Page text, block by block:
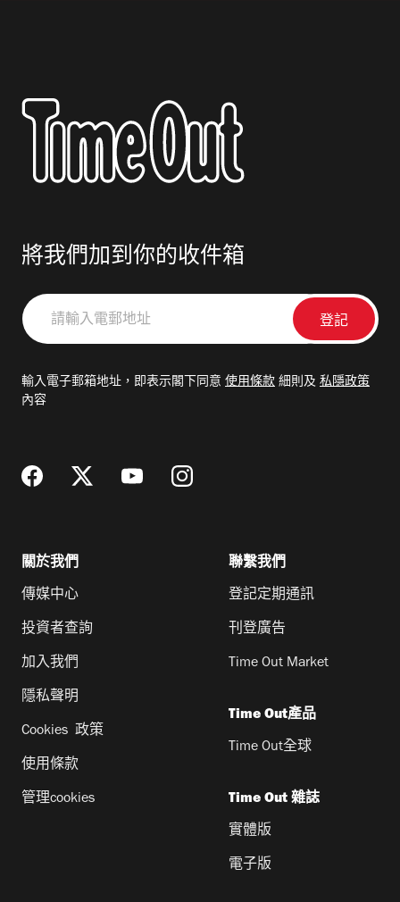
將我們加到你的收件箱
請
輸
郵
輸入電子郵箱地址，即表示閣下同意 使用條款 細則及 私隱政策
內容
關於我們
傳媒中心
投資者查詢
加入我們
隱私聲明
Cookies 政策
使用條款
管理cookies
聯繫我們
登記定期通訊
刊登廣告
Time Out Market
Time Out產品
Time Out全球
Time Out 雜誌
實體版
電子版